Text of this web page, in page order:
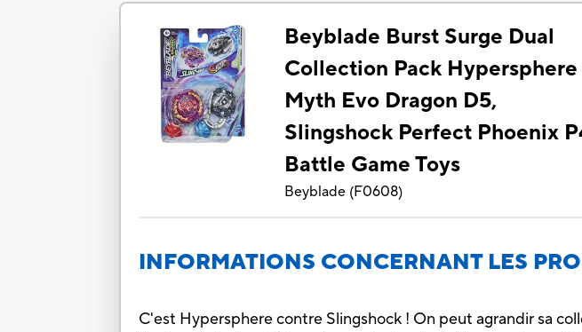
Beyblade Burst Surge Dual
Collection Pack Hypersphere
Myth Evo Dragon D5,
Slingshock Perfect Phoenix
Battle Game Toys
Beyblade (F0608)
INFORMATIONS CONCERNANT LES
C'est Hypersphere contre Slingshock ! On peut agrandir sa